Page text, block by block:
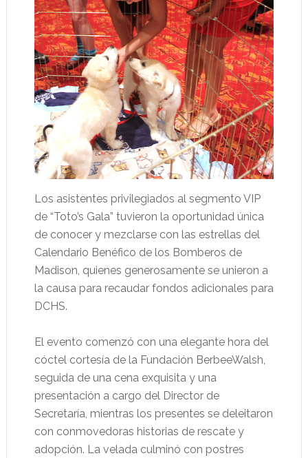
Los asistentes privilegiados al segmento VIP
de “Toto’s Gala” tuvieron la oportunidad única
de conocer y mezclarse con las estrellas del
Calendario Benéfico de los Bomberos de
Madison, quienes generosamente se unieron a
la causa para recaudar fondos adicionales para
DCHS.
El evento comenzó con una elegante hora del
cóctel cortesía de la Fundación BerbeeWalsh,
seguida de una cena exquisita y una
presentación a cargo del Director de
Secretaría, mientras los presentes se deleitaron
con conmovedoras historias de rescate y
adopción. La velada culminó con postres